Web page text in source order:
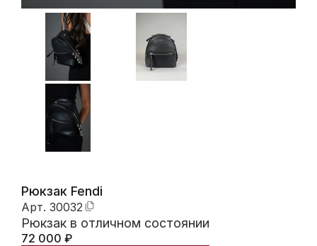
Рюкзак Fendi
Арт. 30032
Рюкзак в отличном состоянии
72 000 ₽